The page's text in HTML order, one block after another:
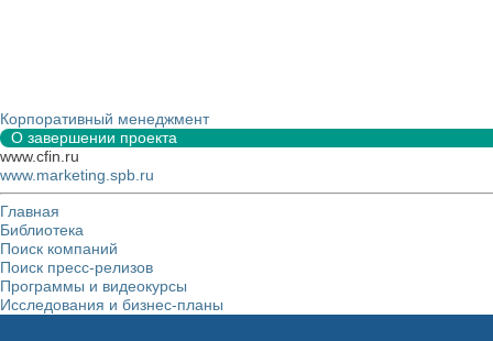
Корпоративный менеджмент
О завершении проекта
www.cfin.ru
www.marketing.spb.ru
Главная
Библиотека
Поиск компаний
Поиск пресс-релизов
Программы и видеокурсы
Исследования и бизнес-планы